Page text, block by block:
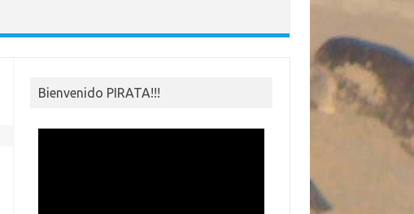
Bienvenido PIRATA!!!